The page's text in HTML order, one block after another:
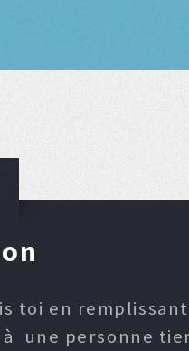
toi en
une personne